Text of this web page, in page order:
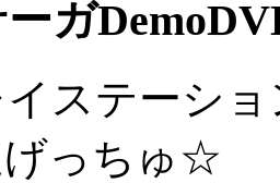
ガ
ステーシ
げっちゅ☆